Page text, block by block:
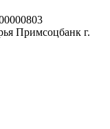
Примсоцбанк г.